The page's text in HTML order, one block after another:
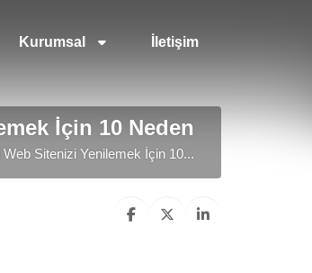
Kurumsal İletişim
İçin 10 Neden
Web Sitenizi Yenilemek İçin 10...